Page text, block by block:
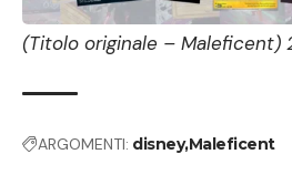
(Titolo originale – Maleficent)
ARGOMENTI: disneyMaleficent